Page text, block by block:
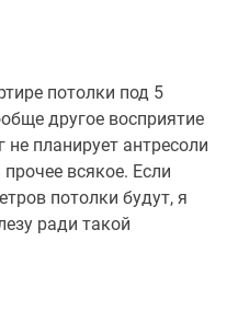
потолки под 5
другое восприятие
не планирует антресоли
всякое. Если
потолки будут, я
ради такой